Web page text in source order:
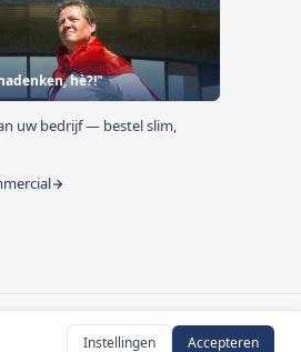
Instellingen Accepteren
hè?!"
uw bedrijf — bestel slim,